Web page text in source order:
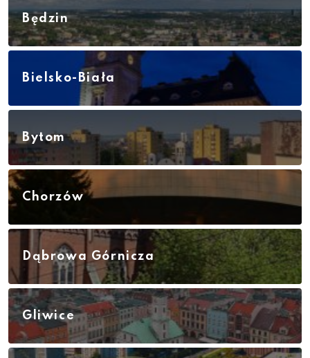
Będzin
Bielsko-Biała
Bytom
Chorzów
Dąbrowa Górnicza
Gliwice